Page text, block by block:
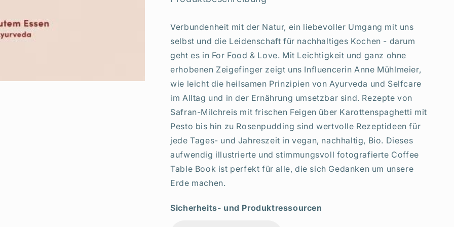
&amp;
Ayurveda
&amp;
Ayurveda
Verbundenheit mit der Natur, ein liebevoller Umgang mit uns
selbst und die Leidenschaft für nachhaltiges Kochen - darum
geht es in For Food & Love. Mit Leichtigkeit und ganz ohne
erhobenen Zeigefinger zeigt uns Influencerin Anne Mühlmeier,
wie leicht die heilsamen Prinzipien von Ayurveda und Selfcare
im Alltag und in der Ernährung umsetzbar sind. Rezepte von
Safran-Milchreis mit frischen Feigen über Karottenspaghetti mit
Pesto bis hin zu Rosenpudding sind wertvolle Rezeptideen für
jede Tages- und Jahreszeit in vegan, nachhaltig, Bio. Dieses
aufwendig illustrierte und stimmungsvoll fotografierte Coffee
Table Book ist perfekt für alle, die sich Gedanken um unsere
Erde machen.
Sicherheits- und Produktressourcen